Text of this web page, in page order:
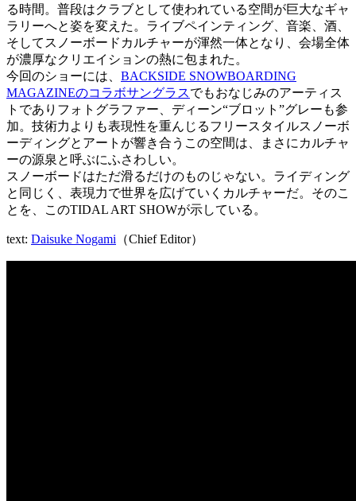
る時間。普段はクラブとして使われている空間が巨大なギャ
ラリーへと姿を変えた。ライブペインティング、音楽、酒、
そしてスノーボードカルチャーが渾然一体となり、会場全体
が濃厚なクリエイションの熱に包まれた。
今回のショーには、 BACKSIDE SNOWBOARDING
MAGAZINEのコラボサングラスでもおなじみのアーティス
トでありフォトグラファー、ディーン“ブロット”グレーも参
加。技術力よりも表現性を重んじるフリースタイルスノーボ
ーディングとアートが響き合うこの空間は、まさにカルチャ
ーの源泉と呼ぶにふさわしい。
スノーボードはただ滑るだけのものじゃない。ライディング
と同じく、表現力で世界を広げていくカルチャーだ。そのこ
とを、このTIDAL ART SHOWが示している。
text: Daisuke Nogami （Chief Editor）